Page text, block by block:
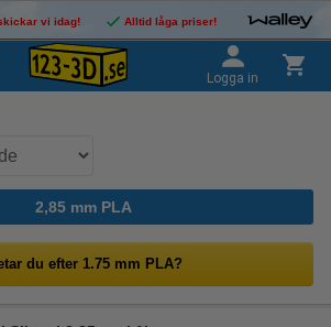
vi idag! Alltid låga priser!
Logga in
2,85 mm PLA
du efter 1.75 mm PLA?